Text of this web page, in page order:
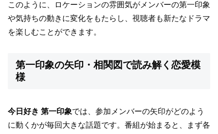
このように、ロケーションの雰囲気がメンバーの第一印象
や気持ちの動きに変化をもたらし、視聴者も新たなドラマ
を楽しむことができます。
第一印象の矢印・相関図で読み解く恋愛模
様
今日好き 第一印象では、参加メンバーの矢印がどのよう
に動くかが毎回大きな話題です。番組が始まると、まず各